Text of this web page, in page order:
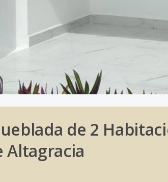
de 2
Altagracia